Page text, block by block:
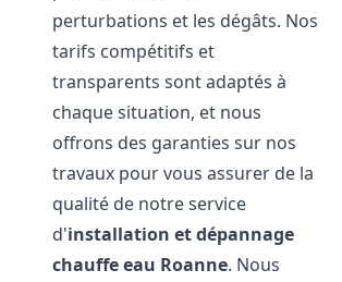
perturbations et les dégâts. Nos
tarifs compétitifs et
transparents sont adaptés à
chaque situation, et nous
offrons des garanties sur nos
travaux pour vous assurer de la
qualité de notre service
d'installation et dépannage
chauffe eau Roanne. Nous